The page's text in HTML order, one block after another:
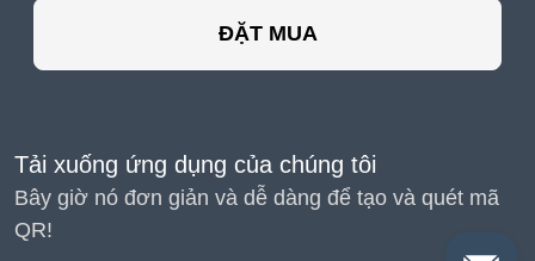
ĐẶT MUA
Tải xuống ứng dụng của chúng tôi
Bây giờ nó đơn giản và dễ dàng để tạo và quét mã
QR!